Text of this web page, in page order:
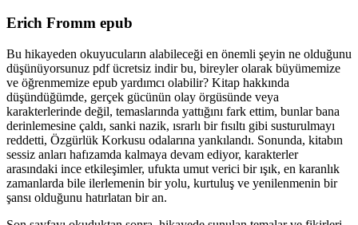
Erich Fromm epub
Bu hikayeden okuyucuların alabileceği en önemli şeyin ne olduğunu
düşünüyorsunuz pdf ücretsiz indir bu, bireyler olarak büyümemize
ve öğrenmemize epub yardımcı olabilir? Kitap hakkında
düşündüğümde, gerçek gücünün olay örgüsünde veya
karakterlerinde değil, temaslarında yattığını fark ettim, bunlar bana
derinlemesine çaldı, sanki nazik, ısrarlı bir fısıltı gibi susturulmayı
reddetti, Özgürlük Korkusu odalarına yankılandı. Sonunda, kitabın
sessiz anları hafızamda kalmaya devam ediyor, karakterler
arasındaki ince etkileşimler, ufukta umut verici bir ışık, en karanlık
zamanlarda bile ilerlemenin bir yolu, kurtuluş ve yenilenmenin bir
şansı olduğunu hatırlatan bir an.